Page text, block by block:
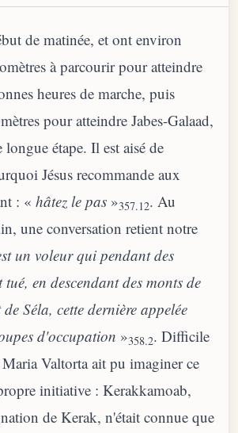
de matinée, et ont environ
à parcourir pour atteindre
heures de marche, puis
pour atteindre Jabes-Galaad,
longue étape. Il est aisé de
Jésus recommande aux
: « hâtez le pas »357.12. Au
une conversation retient notre
un voleur qui pendant des
tué, en descendant des monts de
Séla, cette dernière appelée
d'occupation »358.2. Difficile
Valtorta ait pu imaginer ce
initiative : Kerakkamoab,
de Kerak, n'était connue que